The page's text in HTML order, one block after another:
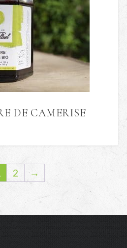
DE CAMERISE
2 →